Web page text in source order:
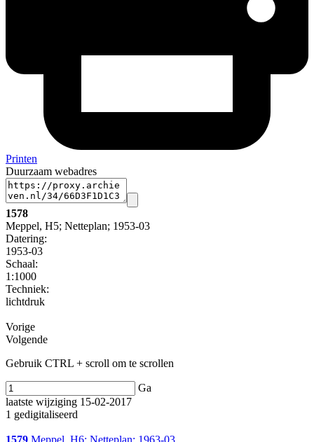
Printen
Duurzaam webadres
1578
Meppel, H5; Netteplan; 1953-03
Datering:
1953-03
Schaal:
1:1000
Techniek:
lichtdruk
Vorige
Volgende
Gebruik CTRL + scroll om te scrollen
Ga
laatste wijziging 15-02-2017
1 gedigitaliseerd